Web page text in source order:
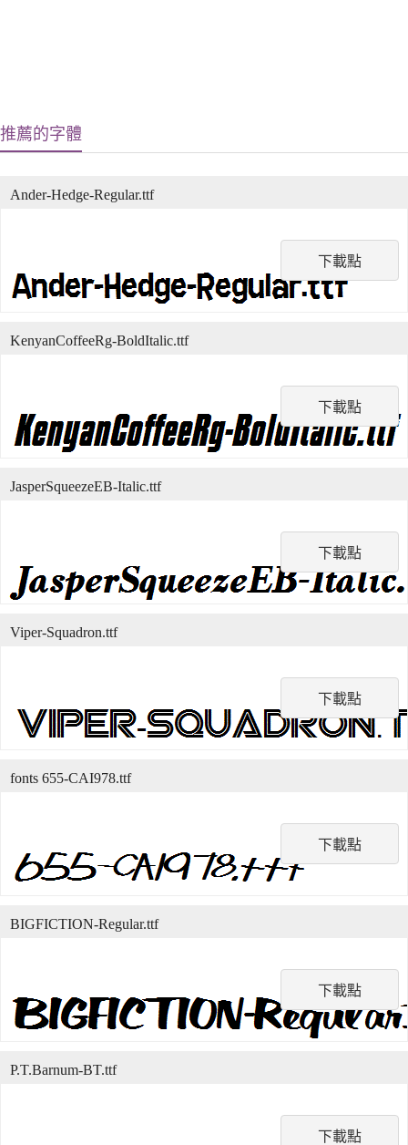
推薦的字體
下載點
Ander-Hedge-Regular.ttf
下載點
KenyanCoffeeRg-BoldItalic.ttf
下載點
JasperSqueezeEB-Italic.ttf
下載點
Viper-Squadron.ttf
下載點
fonts 655-CAI978.ttf
下載點
BIGFICTION-Regular.ttf
下載點
P.T.Barnum-BT.ttf